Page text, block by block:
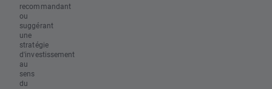
recommandant
ou
suggérant
une
stratégie
d'investissement
au
sens
du